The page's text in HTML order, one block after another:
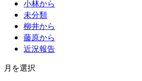
小林から
未分類
柳井から
藤原から
近況報告
月を選択